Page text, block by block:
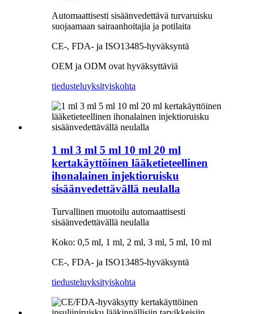
Automaattisesti sisäänvedettävä turvaruisku
suojaamaan sairaanhoitajia ja potilaita
CE-, FDA- ja ISO13485-hyväksyntä
OEM ja ODM ovat hyväksyttäviä
tiedusteluyksityiskohta
1 ml 3 ml 5 ml 10 ml 20 ml
kertakäyttöinen lääketieteellinen
ihonalainen injektioruisku
sisäänvedettävällä neulalla
Turvallinen muotoilu automaattisesti
sisäänvedettävällä neulalla
Koko: 0,5 ml, 1 ml, 2 ml, 3 ml, 5 ml, 10 ml
CE-, FDA- ja ISO13485-hyväksyntä
tiedusteluyksityiskohta